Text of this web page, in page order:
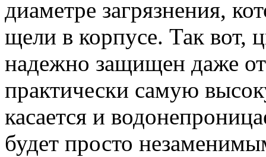
диаметре загрязнения,
щели в корпусе. Так вот,
надежно защищен даже
практически самую
касается и
будет просто